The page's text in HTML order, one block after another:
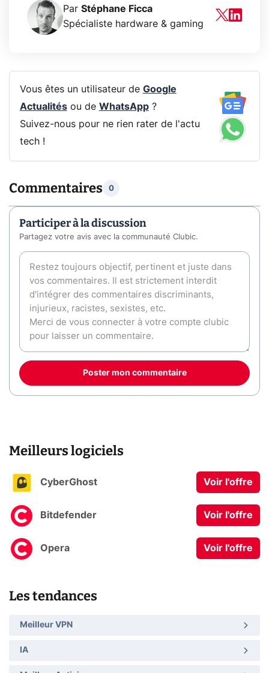
Par Stéphane Ficca
Spécialiste hardware & gaming
Vous êtes un utilisateur de Google
Actualitésou de WhatsApp?
Suivez-nous pour ne rien rater de l'actu
tech !
Commentaires 0
Participer à la discussion
Partagez votre avis avec la communauté Clubic.
Poster mon commentaire
Meilleurs logiciels
CyberGhost Voir l'offre
Bitdefender Voir l'offre
Opera Voir l'offre
Les tendances
Meilleur VPN
IA